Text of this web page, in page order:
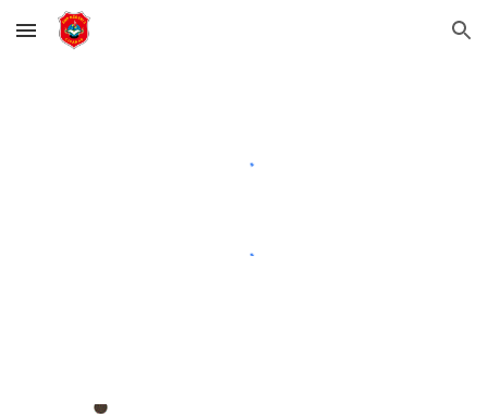
Skip to main content Skip to navigation